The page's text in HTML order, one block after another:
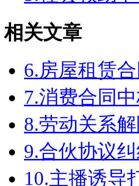
相关文章
6.房屋租赁
7.消费合同
8.劳动关系
9.合伙协议
10.主播诱